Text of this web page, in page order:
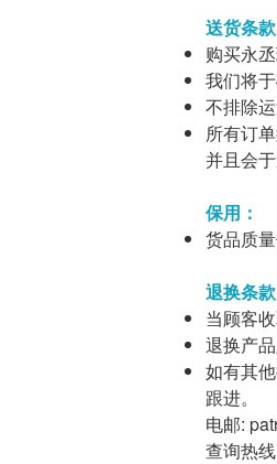
送货条款
购买永
我们将
不排除
所有订
并且会
保用：
货品质
退换条款
当顾客
退换产
如有其
跟进。
电邮:
查询热